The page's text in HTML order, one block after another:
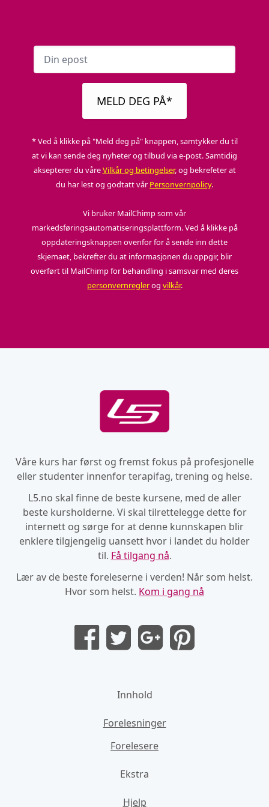
11 EPISODE: 11
LENGDE: 12:27
11. Hands on treatment techniques
13 EPISODE: 13 LENGDE: 03:36
12. Taping techniques
13. When is surgery needed?
EPISODE: 15 LENGDE: 03:03
14. Can we trust MRI and ultrasound
findings?
MELD DEG PÅ*
* Ved å klikke på "Meld deg på" knappen, samtykker du til
at vi kan sende deg nyheter og tilbud via e-post. Samtidig
aksepterer du våreVilkår og betingelser, og bekrefeter at
du har lest og godtatt vår Personvernpolicy.
Vi bruker MailChimp som vår
markedsføringsautomatiseringsplattform. Ved å klikke på
oppdateringsknappen ovenfor for å sende inn dette
skjemaet, bekrefter du at informasjonen du oppgir, blir
overført til MailChimp for behandling i samsvar med deres
personvernreglerog vilkår.
Våre kurs har først og fremst fokus på profesjonelle
eller studenter innenfor terapifag, trening og helse.
L5.no skal finne de beste kursene, med de aller
beste kursholderne. Vi skal tilrettelegge dette for
internett og sørge for at denne kunnskapen blir
enklere tilgjengelig uansett hvor i landet du holder
til. Få tilgang nå.
Lær av de beste foreleserne i verden! Når som helst.
Hvor som helst. Kom i gang nå
Innhold
Forelesninger
Forelesere
Ekstra
Hjelp